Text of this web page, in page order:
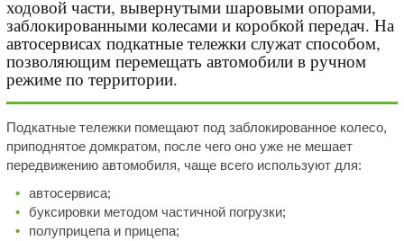
ходовой части, вывернутыми шаровыми опорами,
заблокированными колесами и коробкой передач. На
автосервисах подкатные тележки служат способом,
позволяющим перемещать автомобили в ручном
режиме по территории.
Подкатные тележки помещают под заблокированное колесо,
приподнятое домкратом, после чего оно уже не мешает
передвижению автомобиля, чаще всего используют для:
автосервиса;
буксировки методом частичной погрузки;
полуприцепа и прицепа;